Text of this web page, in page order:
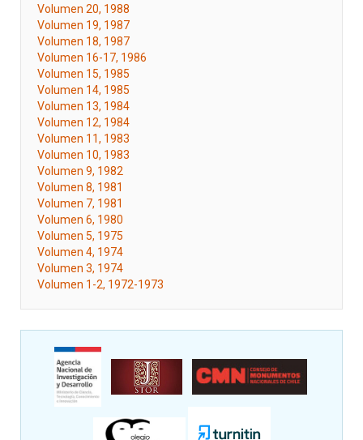
Volumen 20, 1988
Volumen 19, 1987
Volumen 18, 1987
Volumen 16-17, 1986
Volumen 15, 1985
Volumen 14, 1985
Volumen 13, 1984
Volumen 12, 1984
Volumen 11, 1983
Volumen 10, 1983
Volumen 9, 1982
Volumen 8, 1981
Volumen 7, 1981
Volumen 6, 1980
Volumen 5, 1975
Volumen 4, 1974
Volumen 3, 1974
Volumen 1-2, 1972-1973